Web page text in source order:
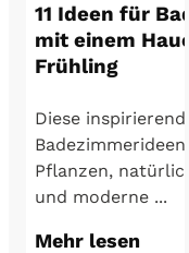
11 Ideen für
mit einem
Frühling
Diese
Pflanzen,
und moderne ...
Mehr lesen